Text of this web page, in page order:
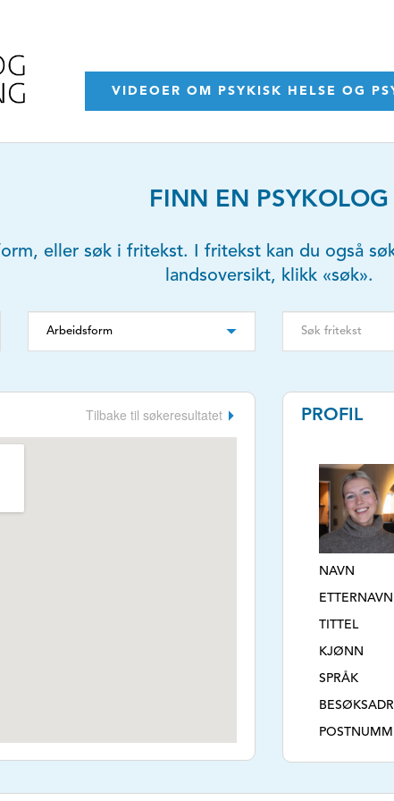
VIDEOER OM PSYKISK HELSE OG
FINN EN PSYKOLOG
eller søk i fritekst. I fritekst kan du også
landsoversikt, klikk «søk».
Tilbake til søkeresultatet PROFIL
NAVN
ETTERNAVN
TITTEL
KJØNN
SPRÅK
POSTSTED